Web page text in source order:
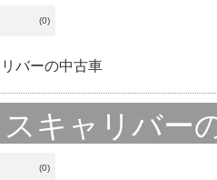
(0)
バーの中古車
キャリバー
(0)